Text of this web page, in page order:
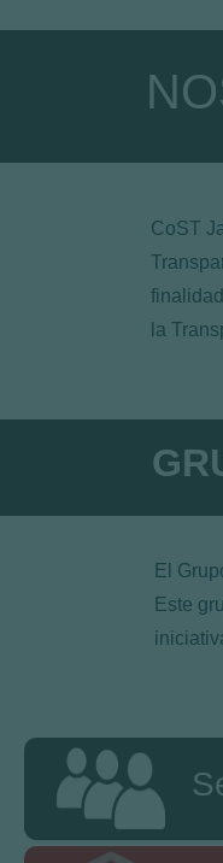
CoST
la
El
Este